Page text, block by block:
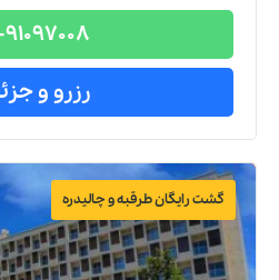
91097008
رزرو و
گشت رایگان طرقبه و چالیدره